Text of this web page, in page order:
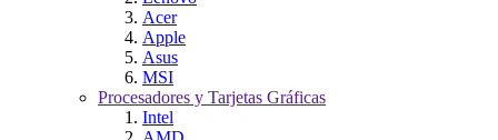
Acer
Apple
Asus
MSI
Procesadores y Tarjetas Gráficas
Intel